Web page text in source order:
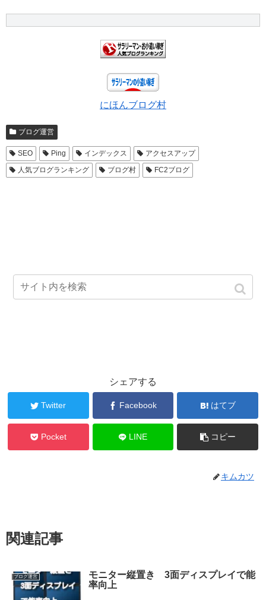
にほんブログ村
ブログ運営
SEO Ping インデックス
アクセスアップ
人気ブログランキング
ブログ村 FC2ブログ
シェアする
Twitter Facebook はてブ
Pocket LINE コピー
キムカツ
関連記事
ブログ運営
モニター縦置き 3面ディスプレイで能
率向上